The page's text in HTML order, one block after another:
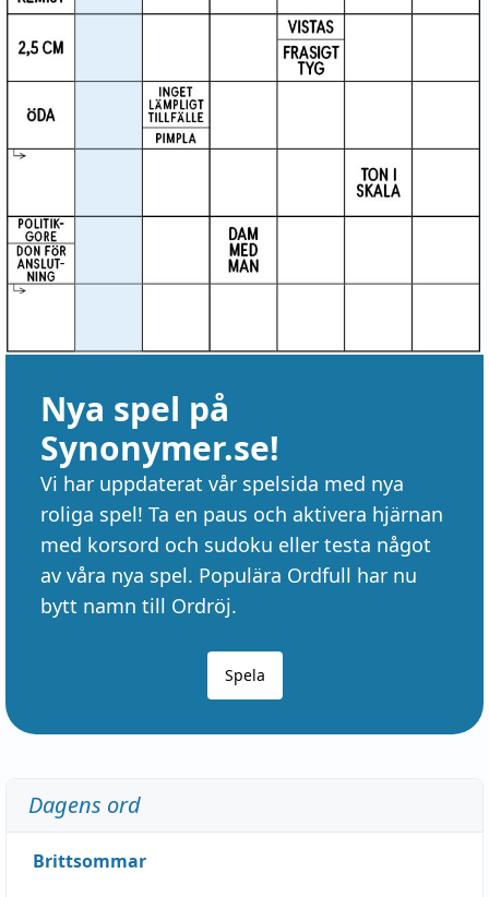
Nya spel på
Synonymer.se!
Vi har uppdaterat vår spelsida med nya
roliga spel! Ta en paus och aktivera hjärnan
med korsord och sudoku eller testa något
av våra nya spel. Populära Ordfull har nu
bytt namn till Ordröj.
Spela
Dagens ord
Brittsommar